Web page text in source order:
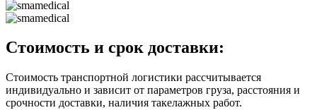
Стоимость и срок доставки:
Стоимость транспортной логистики рассчитывается
индивидуально и зависит от параметров груза, расстояния и
срочности доставки, наличия такелажных работ.